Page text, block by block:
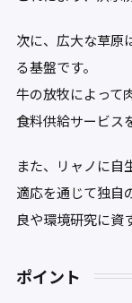
次に、広大な草原
る基盤です。
牛の放牧によって
食料供給サービス
また、リャノに自
適応を通じて独自
良や環境研究に資
ポイント